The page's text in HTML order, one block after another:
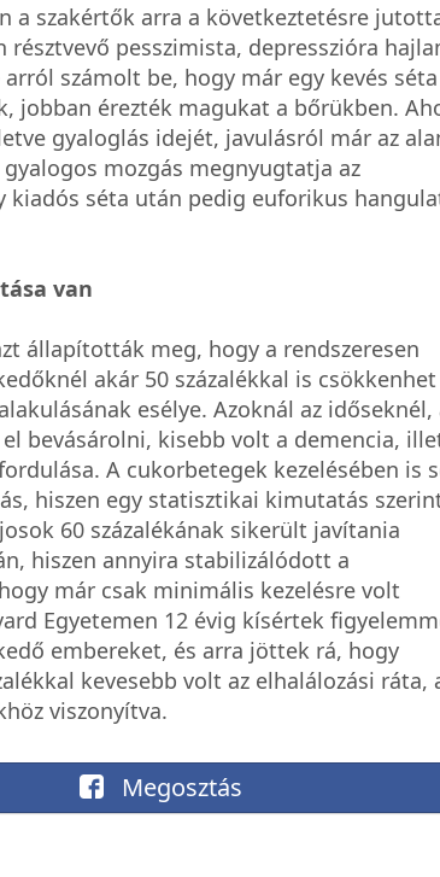
a szakértők arra a következtetésre
résztvevő pesszimista, depresszióra
számolt be, hogy már egy kevés
jobban érezték magukat a bőrükben.
gyaloglás idejét, javulásról már az
mozgás megnyugtatja az
kiadós séta után pedig euforikus
van
állapították meg, hogy a rendszeresen
akár 50 százalékkal is csökkenhet
esélye. Azoknál az időseknél,
bevásárolni, kisebb volt a demencia,
A cukorbetegek kezelésében is
hiszen egy statisztikai kimutatás
60 százalékának sikerült javítania
hiszen annyira stabilizálódott a
már csak minimális kezelésre volt
Egyetemen 12 évig kísértek
embereket, és arra jöttek rá, hogy
kevesebb volt az elhalálozási ráta,
viszonyítva.
Megosztás